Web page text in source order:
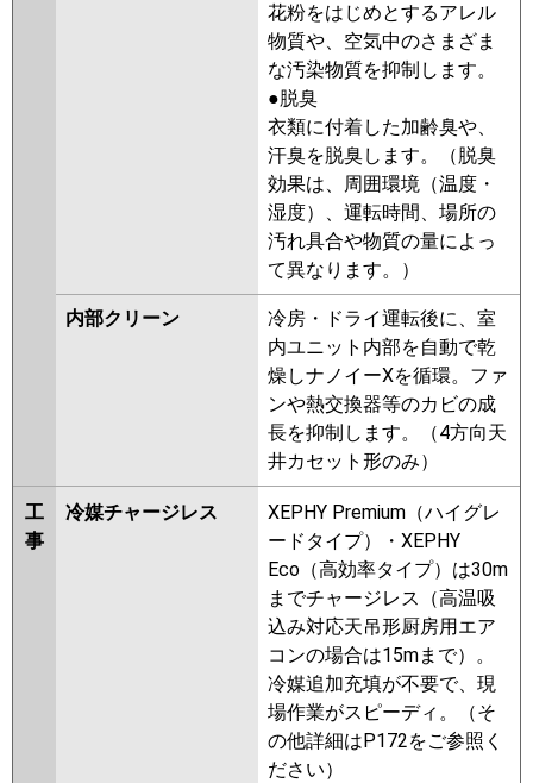
花粉をはじめとするアレル
物質や、空気中のさまざま
な汚染物質を抑制します。
●脱臭
衣類に付着した加齢臭や、
汗臭を脱臭します。（脱臭
効果は、周囲環境（温度・
湿度）、運転時間、場所の
汚れ具合や物質の量によっ
て異なります。）
内部クリーン
冷房・ドライ運転後に、室
内ユニット内部を自動で乾
燥しナノイーXを循環。ファ
ンや熱交換器等のカビの成
長を抑制します。（4方向天
井カセット形のみ）
工
事
冷媒チャージレス
XEPHY Premium（ハイグレ
ードタイプ）・XEPHY
Eco（高効率タイプ）は30m
までチャージレス（高温吸
込み対応天吊形厨房用エア
コンの場合は15mまで）。
冷媒追加充填が不要で、現
場作業がスピーディ。（そ
の他詳細はP172をご参照く
ださい）